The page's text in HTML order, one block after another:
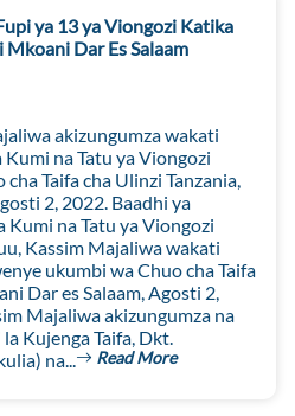
ya 13 ya Viongozi Katika
Mkoani Dar Es Salaam
akizungumza wakati
na Tatu ya Viongozi
Taifa cha Ulinzi Tanzania,
2, 2022. Baadhi ya
na Tatu ya Viongozi
Kassim Majaliwa wakati
ukumbi wa Chuo cha Taifa
Dar es Salaam, Agosti 2,
Majaliwa akizungumza na
Kujenga Taifa, Dkt.
na...
Read More